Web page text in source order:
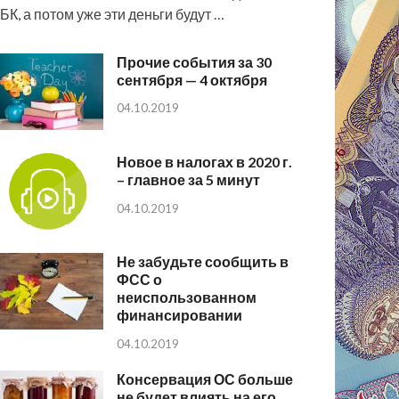
а потом уже эти деньги будут …
Прочие события за 30
сентября — 4 октября
04.10.2019
Новое в налогах в 2020 г.
– главное за 5 минут
04.10.2019
Не забудьте сообщить в
ФСС о
неиспользованном
финансировании
04.10.2019
Консервация ОС больше